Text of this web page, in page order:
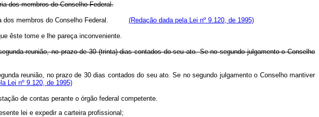
dos membros do Conselho Federal.
dos membros do Conselho Federal. (Redação dada pela Lei nº 9.120, de 1995)
êste tome e lhe pareça inconveniente.
reunião, no prazo de 30 (trinta) dias contados do seu ato. Se no segundo julgamento o Conselho
reunião, no prazo de 30 dias contados do seu ato. Se no segundo julgamento o Conselho mantiver
Lei nº 9.120, de 1995)
de contas perante o órgão federal competente.
lei e expedir a carteira profissional;